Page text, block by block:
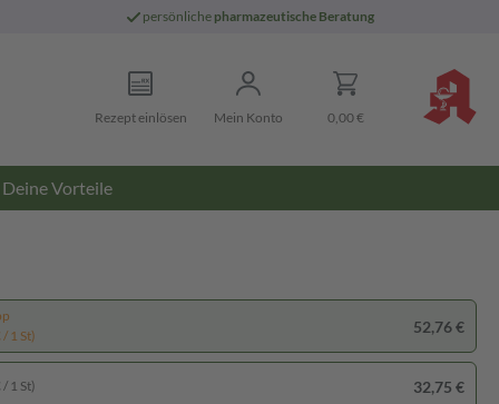
persönliche pharmazeutische Beratung
Rezept einlösen Mein Konto 0,00 €
Deine Vorteile
1 St)
52,76 €
1 St) 32,75 €